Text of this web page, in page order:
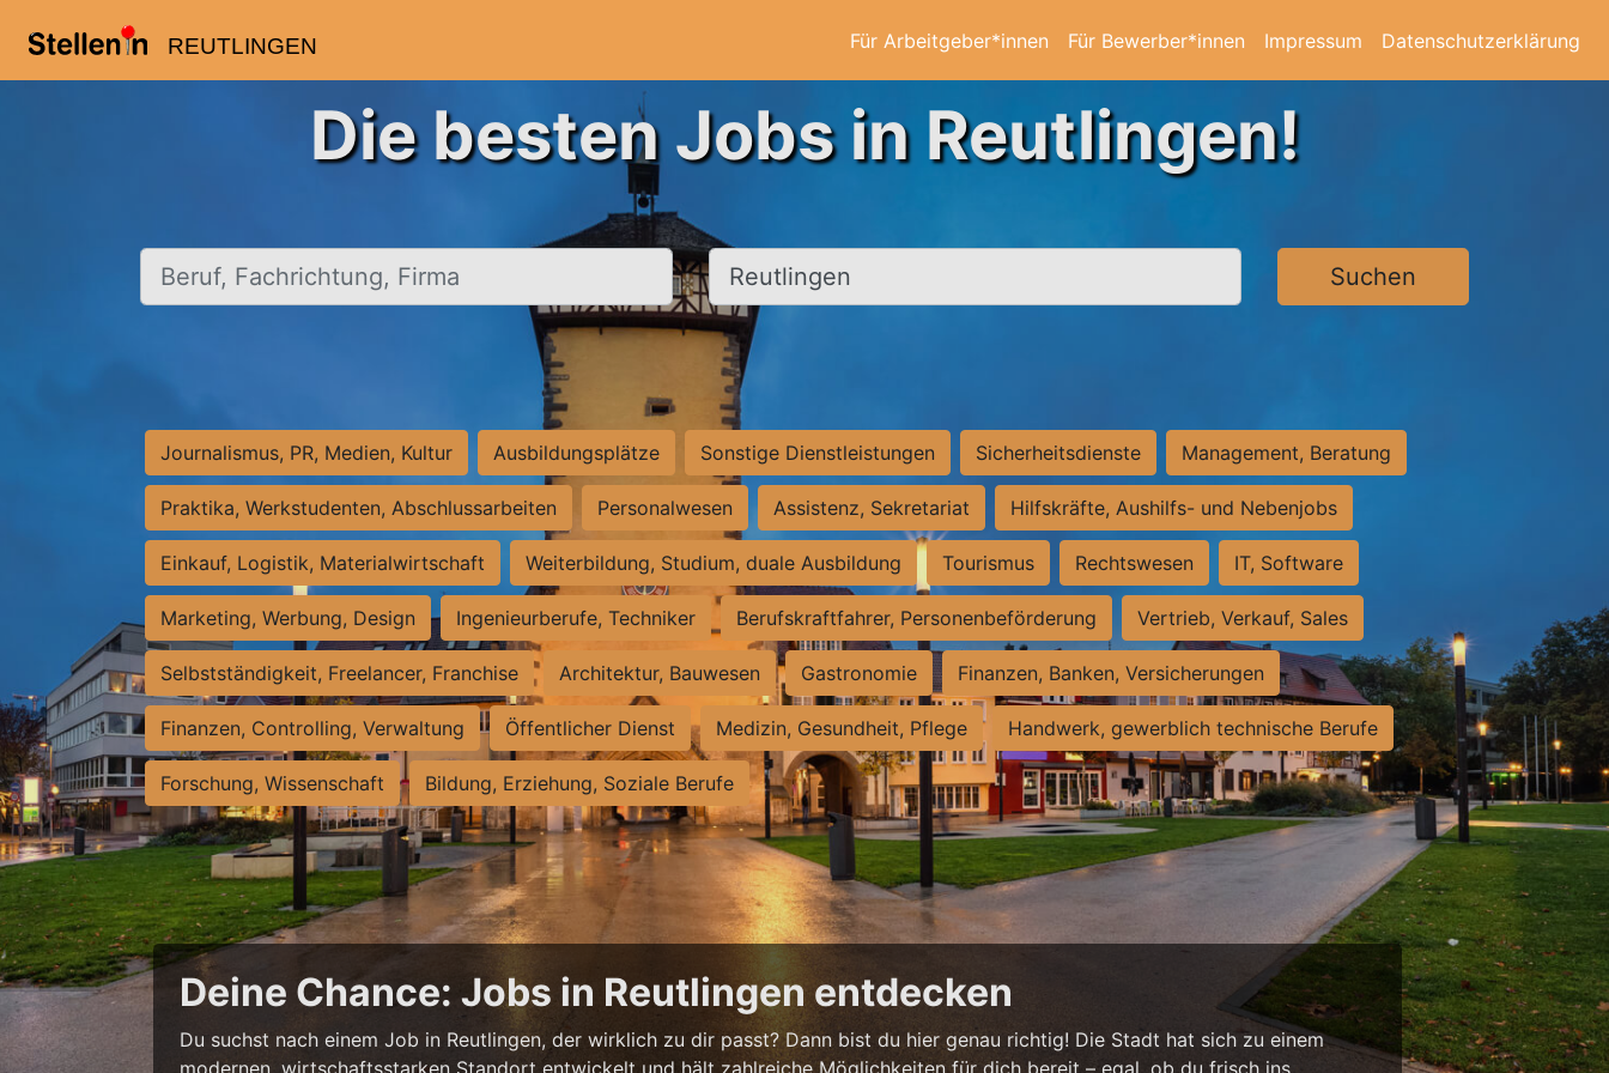
REUTLINGEN Für Arbeitgeber*innen Für Bewerber*innen Impressum Datenschutzerklärung
Die besten Jobs in Reutlingen!
Beruf, Fachrichtung, Firma Ort, Stadt Suchen
Journalismus, PR, Medien, Kultur Ausbildungsplätze Sonstige Dienstleistungen Sicherheitsdienste Management, Beratung
Praktika, Werkstudenten, Abschlussarbeiten Personalwesen Assistenz, Sekretariat Hilfskräfte, Aushilfs- und Nebenjobs
Einkauf, Logistik, Materialwirtschaft Weiterbildung, Studium, duale Ausbildung Tourismus Rechtswesen IT, Software
Marketing, Werbung, Design Ingenieurberufe, Techniker Berufskraftfahrer, Personenbeförderung Vertrieb, Verkauf, Sales
Selbstständigkeit, Freelancer, Franchise Architektur, Bauwesen Gastronomie Finanzen, Banken, Versicherungen
Finanzen, Controlling, Verwaltung Öffentlicher Dienst Medizin, Gesundheit, Pflege Handwerk, gewerblich technische Berufe
Forschung, Wissenschaft Bildung, Erziehung, Soziale Berufe
Deine Chance: Jobs in Reutlingen entdecken
Du suchst nach einem Job in Reutlingen, der wirklich zu dir passt? Dann bist du hier genau richtig! Die Stadt hat sich zu einem